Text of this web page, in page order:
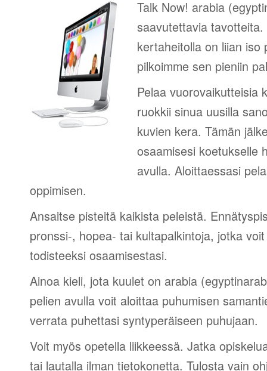
Talk Now! arabia
saavutettavia
kertaheitolla on liian
pilkoimme sen pieniin
Pelaa vuorovaikutteisia
ruokkii sinua uusilla
kuvien kera. Tämän
osaamisesi koetukselle
avulla. Aloittaessasi
oppimisen.
Ansaitse pisteitä kaikista peleistä.
pronssi-, hopea- tai kultapalkintoja, jotka
todisteeksi osaamisestasi.
Ainoa kieli, jota kuulet on arabia
pelien avulla voit aloittaa puhumisen
verrata puhettasi syntyperäiseen puhujaan.
Voit myös opetella liikkeessä. Jatka
tai lautalla ilman tietokonetta. Tulosta vain